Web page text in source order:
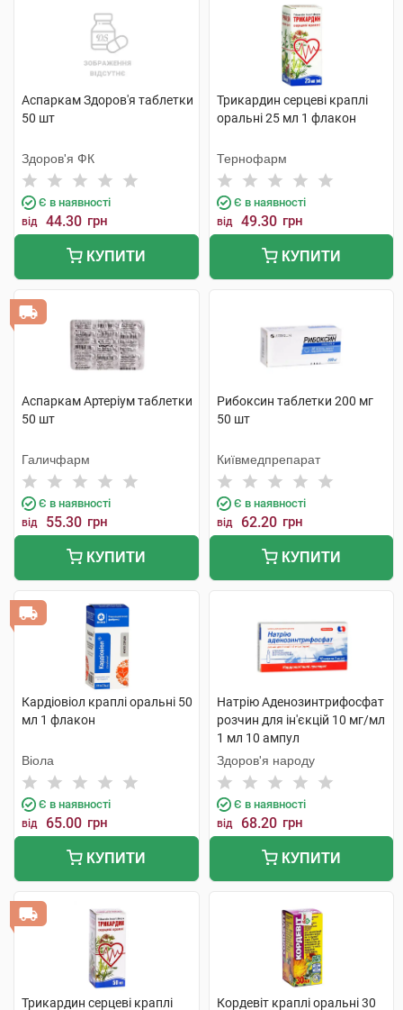
Аспаркам Здоров'я таблетки
50 шт
Здоров'я ФК
Є в наявності
від 44.30 грн
КУПИТИ
Трикардин серцеві краплі
оральні 25 мл 1 флакон
Тернофарм
Є в наявності
від 49.30 грн
КУПИТИ
Аспаркам Артеріум таблетки
50 шт
Галичфарм
Є в наявності
від 55.30 грн
КУПИТИ
Рибоксин таблетки 200 мг
50 шт
Київмедпрепарат
Є в наявності
від 62.20 грн
КУПИТИ
Кардіовіол краплі оральні 50
мл 1 флакон
Віола
Є в наявності
від 65.00 грн
КУПИТИ
Натрію Аденозинтрифосфат
розчин для ін'єкцій 10 мг/мл
1 мл 10 ампул
Здоров'я народу
Є в наявності
від 68.20 грн
КУПИТИ
Трикардин серцеві краплі Кордевіт краплі оральні 30